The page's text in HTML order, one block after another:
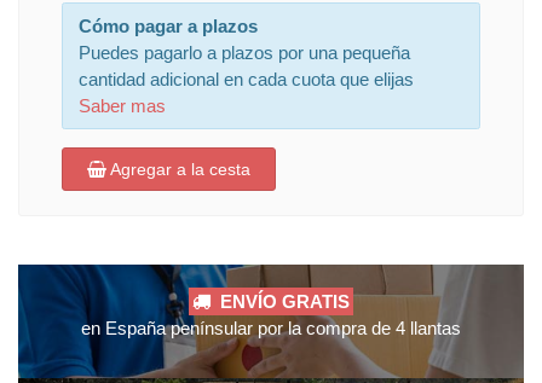
Cómo pagar a plazos
Puedes pagarlo a plazos por una pequeña
cantidad adicional en cada cuota que elijas
Saber mas
Agregar a la cesta
ENVÍO GRATIS
en España penínsular por la compra de 4 llantas